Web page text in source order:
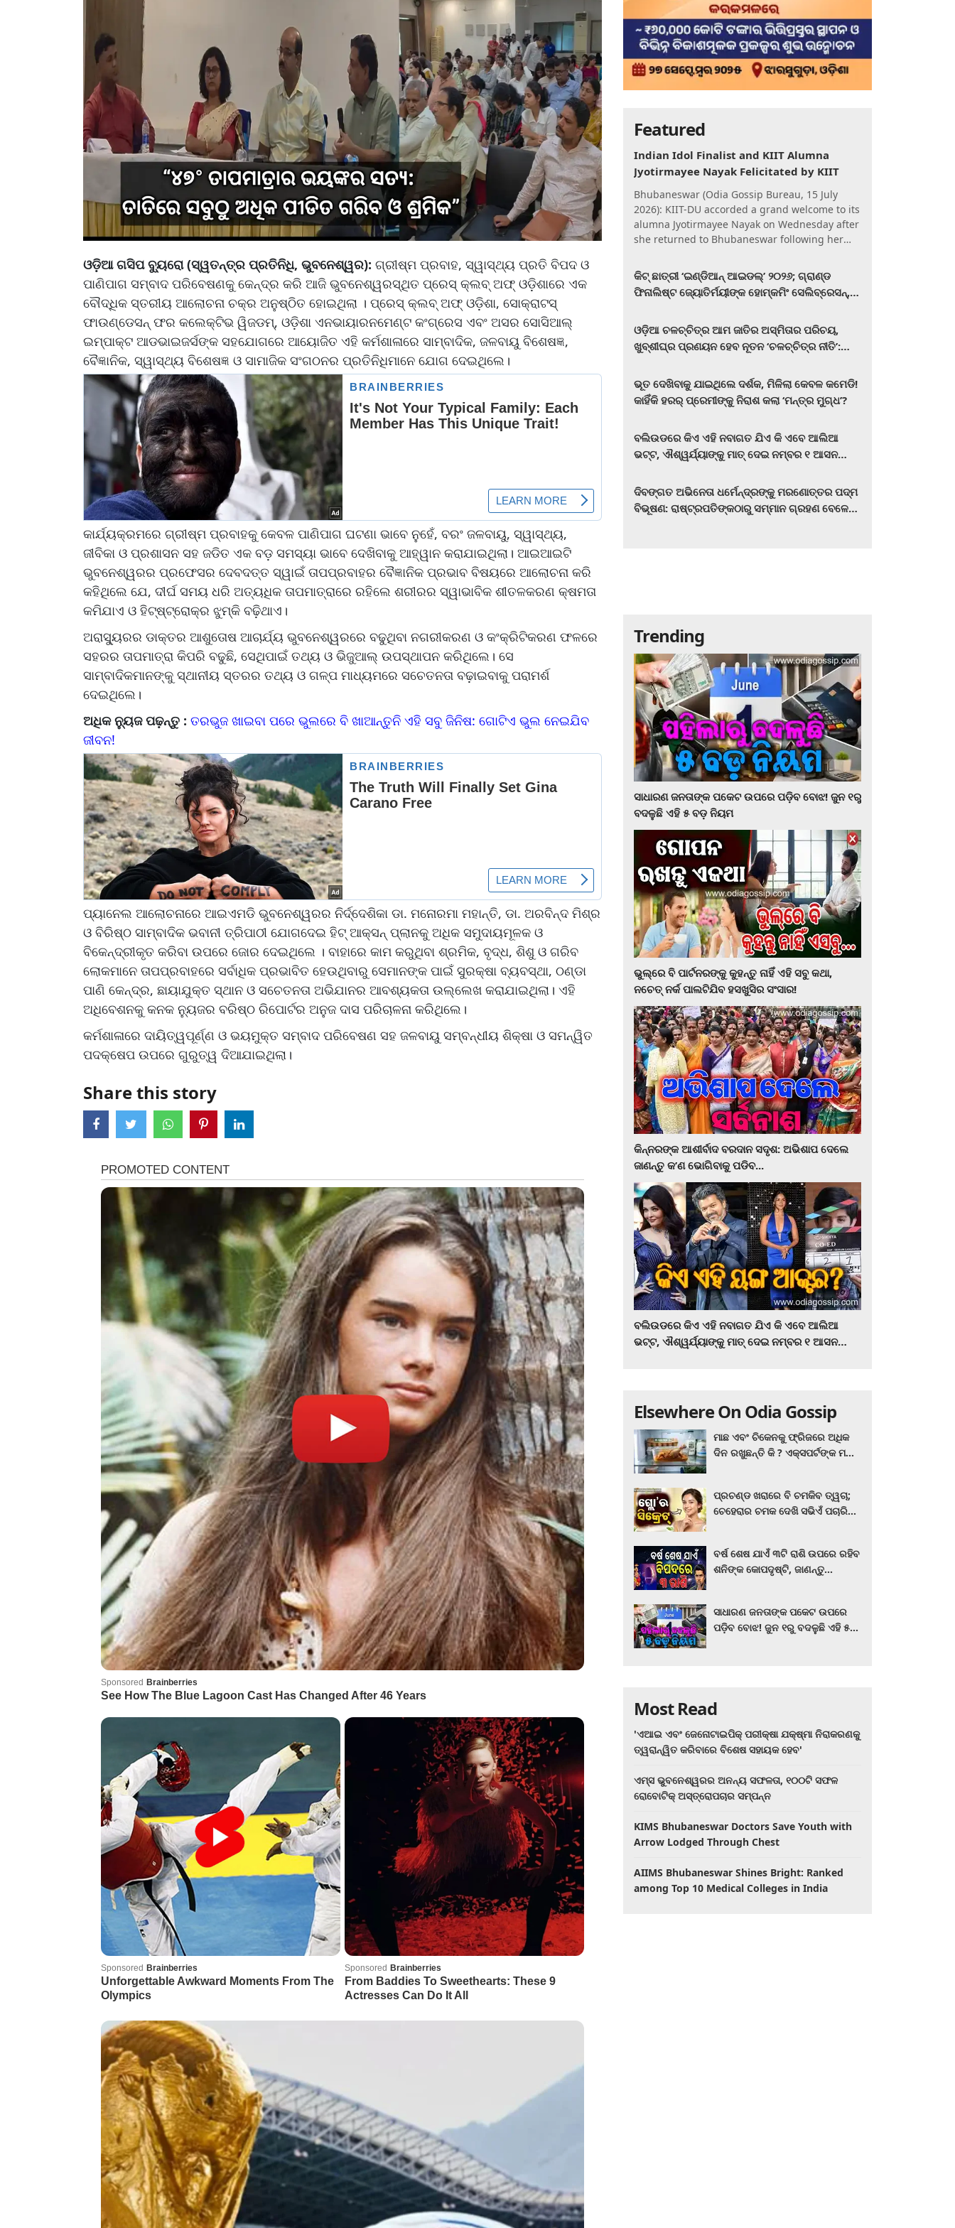
ଓଡ଼ିଆ ଗସିପ ବ୍ୟୁରୋ (ସ୍ୱତନ୍ତ୍ର ପ୍ରତିନିଧି, ଭୁବନେଶ୍ୱର): ଗ୍ରୀଷ୍ମ ପ୍ରବାହ, ସ୍ୱାସ୍ଥ୍ୟ ପ୍ରତି ବିପଦ ଓ
ପାଣିପାଗ ସମ୍ବାଦ ପରିବେଷଣକୁ କେନ୍ଦ୍ର କରି ଆଜି ଭୁବନେଶ୍ୱରସ୍ଥିତ ପ୍ରେସ୍ କ୍ଲବ୍ ଅଫ୍ ଓଡ଼ିଶାରେ ଏକ
ବୌଦ୍ଧିକ ସ୍ତରୀୟ ଆଲୋଚନା ଚକ୍ର ଅନୁଷ୍ଠିତ ହୋଇଥିଲା । ପ୍ରେସ୍ କ୍ଲବ୍ ଅଫ୍ ଓଡ଼ିଶା, ସୋକ୍ରାଟସ୍
ଫାଉଣ୍ଡେସନ୍ ଫର କଲେକ୍ଟିଭ ୱିଜଡମ୍, ଓଡ଼ିଶା ଏନଭାୟାରନମେଣ୍ଟ କଂଗ୍ରେସ ଏବଂ ଅସର ସୋସିଆଲ୍
ଇମ୍ପାକ୍ଟ ଆଡଭାଇଜର୍ସଙ୍କ ସହଯୋଗରେ ଆୟୋଜିତ ଏହି କର୍ମଶାଳାରେ ସାମ୍ବାଦିକ, ଜଳବାୟୁ ବିଶେଷଜ୍ଞ,
ବୈଜ୍ଞାନିକ, ସ୍ୱାସ୍ଥ୍ୟ ବିଶେଷଜ୍ଞ ଓ ସାମାଜିକ ସଂଗଠନର ପ୍ରତିନିଧିମାନେ ଯୋଗ ଦେଇଥିଲେ।
କାର୍ଯ୍ୟକ୍ରମରେ ଗ୍ରୀଷ୍ମ ପ୍ରବାହକୁ କେବଳ ପାଣିପାଗ ଘଟଣା ଭାବେ ନୁହେଁ, ବରଂ ଜଳବାୟୁ, ସ୍ୱାସ୍ଥ୍ୟ,
ଜୀବିକା ଓ ପ୍ରଶାସନ ସହ ଜଡିତ ଏକ ବଡ଼ ସମସ୍ୟା ଭାବେ ଦେଖିବାକୁ ଆହ୍ୱାନ କରାଯାଇଥିଲା। ଆଇଆଇଟି
ଭୁବନେଶ୍ୱରର ପ୍ରଫେସର ଦେବଦତ୍ତ ସ୍ୱାଇଁ ତାପପ୍ରବାହର ବୈଜ୍ଞାନିକ ପ୍ରଭାବ ବିଷୟରେ ଆଲୋଚନା କରି
କହିଥିଲେ ଯେ, ଦୀର୍ଘ ସମୟ ଧରି ଅତ୍ୟଧିକ ତାପମାତ୍ରାରେ ରହିଲେ ଶରୀରର ସ୍ୱାଭାବିକ ଶୀତଳକରଣ କ୍ଷମତା
କମିଯାଏ ଓ ହିଟ୍‌ଷ୍ଟ୍ରୋକ୍‌ର ଝୁମ୍କି ବଢ଼ିଥାଏ।
ଅରାସ୍ୟୁରର ଡାକ୍ତର ଆଶୁତୋଷ ଆଚାର୍ଯ୍ୟ ଭୁବନେଶ୍ୱରରେ ବଢୁଥିବା ନଗରୀକରଣ ଓ କଂକ୍ରିଟିକରଣ ଫଳରେ
ସହରର ତାପମାତ୍ରା କିପରି ବଢୁଛି, ସେଥିପାଇଁ ତଥ୍ୟ ଓ ଭିଜୁଆଲ୍ ଉପସ୍ଥାପନ କରିଥିଲେ। ସେ
ସାମ୍ବାଦିକମାନଙ୍କୁ ସ୍ଥାନୀୟ ସ୍ତରର ତଥ୍ୟ ଓ ଗଳ୍ପ ମାଧ୍ୟମରେ ସଚେତନତା ବଢ଼ାଇବାକୁ ପରାମର୍ଶ
ଦେଇଥିଲେ।
ଅଧିକ ନ୍ୟୁଜ ପଢ଼ନ୍ତୁ : ତରଭୁଜ ଖାଇବା ପରେ ଭୁଲରେ ବି ଖାଆନ୍ତୁନି ଏହି ସବୁ ଜିନିଷ: ଗୋଟିଏ ଭୁଲ ନେଇଯିବ
ଜୀବନ!
ପ୍ୟାନେଲ ଆଲୋଚନାରେ ଆଇଏମଡି ଭୁବନେଶ୍ୱରର ନିର୍ଦ୍ଦେଶିକା ଡା. ମନୋରମା ମହାନ୍ତି, ଡା. ଅରବିନ୍ଦ ମିଶ୍ର
ଓ ବିରିଷ୍ଠ ସାମ୍ବାଦିକ ଭବାନୀ ତ୍ରିପାଠୀ ଯୋଗଦେଇ ହିଟ୍ ଆକ୍ସନ୍ ପ୍ଲାନକୁ ଅଧିକ ସମୁଦାୟମୂଳକ ଓ
ବିକେନ୍ଦ୍ରୀକୃତ କରିବା ଉପରେ ଜୋର ଦେଇଥିଲେ । ବାହାରେ କାମ କରୁଥିବା ଶ୍ରମିକ, ବୃଦ୍ଧ, ଶିଶୁ ଓ ଗରିବ
ଲୋକମାନେ ତାପପ୍ରବାହରେ ସର୍ବାଧିକ ପ୍ରଭାବିତ ହେଉଥିବାରୁ ସେମାନଙ୍କ ପାଇଁ ସୁରକ୍ଷା ବ୍ୟବସ୍ଥା, ଠଣ୍ଡା
ପାଣି କେନ୍ଦ୍ର, ଛାୟାଯୁକ୍ତ ସ୍ଥାନ ଓ ସଚେତନତା ଅଭିଯାନର ଆବଶ୍ୟକତା ଉଲ୍ଲେଖ କରାଯାଇଥିଲା। ଏହି
ଅଧିବେଶନକୁ କନକ ନ୍ୟୁଜର ବରିଷ୍ଠ ରିପୋର୍ଟର ଅନୁଜ ଦାସ ପରିଚାଳନା କରିଥିଲେ।
କର୍ମଶାଳାରେ ଦାୟିତ୍ୱପୂର୍ଣ୍ଣ ଓ ଭୟମୁକ୍ତ ସମ୍ବାଦ ପରିବେଷଣ ସହ ଜଳବାୟୁ ସମ୍ବନ୍ଧୀୟ ଶିକ୍ଷା ଓ ସମନ୍ୱିତ
ପଦକ୍ଷେପ ଉପରେ ଗୁରୁତ୍ୱ ଦିଆଯାଇଥିଲା।
Share this story
Featured
Indian Idol Finalist and KIIT Alumna
Jyotirmayee Nayak Felicitated by KIIT
Bhubaneswar (Odia Gossip Bureau, 15 July
2026): KIIT-DU accorded a grand welcome to its
alumna Jyotirmayee Nayak on Wednesday after
she returned to Bhubaneswar following her
କିଟ୍‍ ଛାତ୍ରୀ ‘ଇଣ୍ଡିଆନ୍ ଆଇଡଲ୍‌’ ୨୦୨୬; ଗ୍ରାଣ୍ଡ
ଫିନାଲିଷ୍ଟ ଜ୍ୟୋତିର୍ମୟୀଙ୍କ ହୋମ୍‍କମିଂ ସେଲିବ୍ରେସନ୍‍,
ଓଡ଼ିଆ ଚଳଚ୍ଚିତ୍ର ଆମ ଜାତିର ଅସ୍ମିତାର ପରିଚୟ,
ଖୁବ୍‌ଶୀଘ୍ର ପ୍ରଣୟନ ହେବ ନୂତନ ‘ଚଳଚ୍ଚିତ୍ର ନୀତି’:
ଭୂତ ଦେଖିବାକୁ ଯାଇଥିଲେ ଦର୍ଶକ, ମିଳିଲା କେବଳ କମେଡି!
କାହିଁକି ହରର୍‌ ପ୍ରେମୀଙ୍କୁ ନିରାଶ କଲା ‘ମନ୍ତ୍ର ମୁଗ୍ଧ’?
ବଲିଉଡରେ କିଏ ଏହି ନବାଗତ ଯିଏ କି ଏବେ ଆଲିଆ
ଭଟ୍ଟ, ଐଶ୍ୱର୍ଯ୍ୟାଙ୍କୁ ମାତ୍‌ ଦେଇ ନମ୍ବର ୧ ଆସନ
ଦିବଙ୍ଗତ ଅଭିନେତା ଧର୍ମେନ୍ଦ୍ରଙ୍କୁ ମରଣୋତ୍ତର ପଦ୍ମ
ବିଭୂଷଣ: ରାଷ୍ଟ୍ରପତିଙ୍କଠାରୁ ସମ୍ମାନ ଗ୍ରହଣ ବେଳେ
Trending
ସାଧାରଣ ଜନତାଙ୍କ ପକେଟ ଉପରେ ପଡ଼ିବ ବୋଝ! ଜୁନ ୧ରୁ
ବଦଳୁଛି ଏହି ୫ ବଡ଼ ନିୟମ
ଭୁଲ୍‌ରେ ବି ପାର୍ଟନରଙ୍କୁ କୁହନ୍ତୁ ନାହିଁ ଏହି ସବୁ କଥା,
ନଚେତ୍‌ ନର୍କ ପାଲଟିଯିବ ହସଖୁସିର ସଂସାର!
କିନ୍ନରଙ୍କ ଆଶୀର୍ବାଦ ବରଦାନ ସଦୃଶ: ଅଭିଶାପ ଦେଲେ
ଜାଣନ୍ତୁ କ’ଣ ଭୋଗିବାକୁ ପଡିବ...
ବଲିଉଡରେ କିଏ ଏହି ନବାଗତ ଯିଏ କି ଏବେ ଆଲିଆ
ଭଟ୍ଟ, ଐଶ୍ୱର୍ଯ୍ୟାଙ୍କୁ ମାତ୍‌ ଦେଇ ନମ୍ବର ୧ ଆସନ
Elsewhere On Odia Gossip
ମାଛ ଏବଂ ଚିକେନକୁ ଫ୍ରିଜରେ ଅଧିକ
ଦିନ ରଖୁଛନ୍ତି କି ? ଏକ୍ସପର୍ଟଙ୍କ ମତ
ପ୍ରଚଣ୍ଡ ଖରାରେ ବି ଚମକିବ ତ୍ୱଚା;
ଚେହେରାର ଚମକ ଦେଖି ସଭିଏଁ ପଚାରିବେ
ବର୍ଷ ଶେଷ ଯାଏଁ ୩ଟି ରାଶି ଉପରେ ରହିବ
ଶନିଙ୍କ କୋପଦୃଷ୍ଟି, ଜାଣନ୍ତୁ
ସାଧାରଣ ଜନତାଙ୍କ ପକେଟ ଉପରେ
ପଡ଼ିବ ବୋଝ! ଜୁନ ୧ରୁ ବଦଳୁଛି ଏହି ୫
Most Read
'ଏଆଇ ଏବଂ ଜେନୋଟାଇପିକ୍ ପରୀକ୍ଷା ଯକ୍ଷ୍ମା ନିରାକରଣକୁ
ତ୍ୱରାନ୍ୱିତ କରିବାରେ ବିଶେଷ ସହାୟକ ହେବ'
ଏମ୍ସ ଭୁବନେଶ୍ୱରର ଅନନ୍ୟ ସଫଳତା, ୧୦୦ଟି ସଫଳ
ରୋବୋଟିକ୍ ଅସ୍ତ୍ରୋପଚାର ସମ୍ପନ୍ନ
KIMS Bhubaneswar Doctors Save Youth with
Arrow Lodged Through Chest
AIIMS Bhubaneswar Shines Bright: Ranked
among Top 10 Medical Colleges in India